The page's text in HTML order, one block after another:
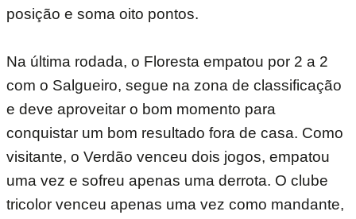
posição e soma oito pontos.
Na última rodada, o Floresta empatou por 2 a 2
com o Salgueiro, segue na zona de classificação
e deve aproveitar o bom momento para
conquistar um bom resultado fora de casa. Como
visitante, o Verdão venceu dois jogos, empatou
uma vez e sofreu apenas uma derrota. O clube
tricolor venceu apenas uma vez como mandante,